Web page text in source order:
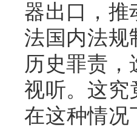
器出口，推
法国内法规
历史罪责
视听。这究
在这种情况